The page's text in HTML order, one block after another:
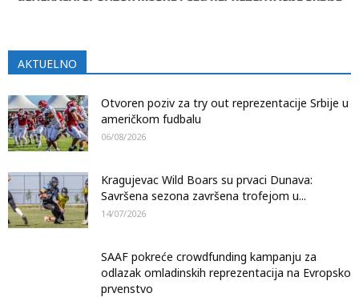
AKTUELNO
Otvoren poziv za try out reprezentacije Srbije u
američkom fudbalu
06/08/2026
Kragujevac Wild Boars su prvaci Dunava:
Savršena sezona završena trofejom u...
14/07/2026
SAAF pokreće crowdfunding kampanju za
odlazak omladinskih reprezentacija na Evropsko
prvenstvo